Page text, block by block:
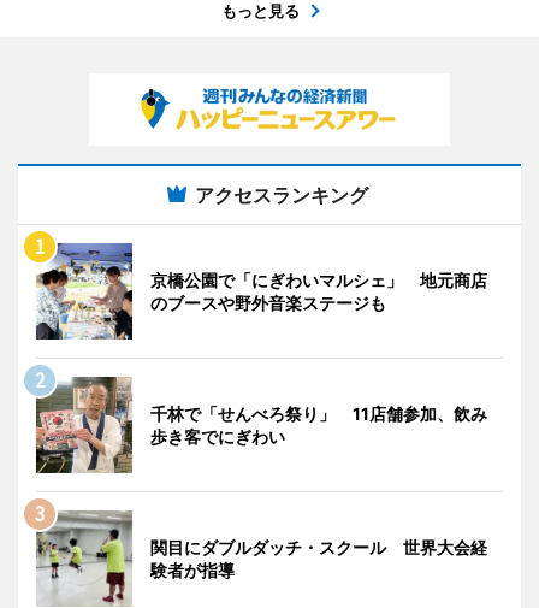
もっと見る
アクセスランキング
京橋公園で「にぎわいマルシェ」 地元商店
のブースや野外音楽ステージも
千林で「せんべろ祭り」 11店舗参加、飲み
歩き客でにぎわい
関目にダブルダッチ・スクール 世界大会経
験者が指導